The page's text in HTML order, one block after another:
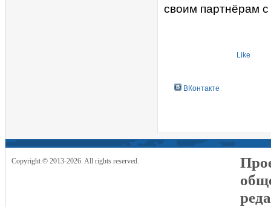
своим партнёрам
Like
ВКонтакте
Copyright © 2013-2026. All rights reserved.